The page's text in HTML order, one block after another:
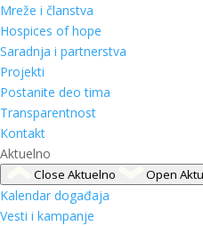
Mreže i članstva
Hospices of hope
Saradnja i partnerstva
Projekti
Postanite deo tima
Transparentnost
Kontakt
Aktuelno
Close Aktuelno Open
Kalendar događaja
Vesti i kampanje